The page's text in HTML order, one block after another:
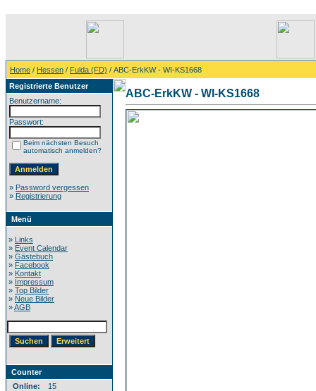
Home / Hessen / Fulda (FD) / ABC-ErkKW - WI-KS1668
Registrierte Benutzer
Benutzername:
Passwort:
Beim nächsten Besuch
automatisch anmelden?
» Password vergessen
» Registrierung
Menü
» Links
» Event Calendar
» Gästebuch
» Facebook
» Kontakt
» Impressum
» Top Bilder
» Neue Bilder
»AGB
Counter
Online:
15
ABC-ErkKW - WI-KS1668